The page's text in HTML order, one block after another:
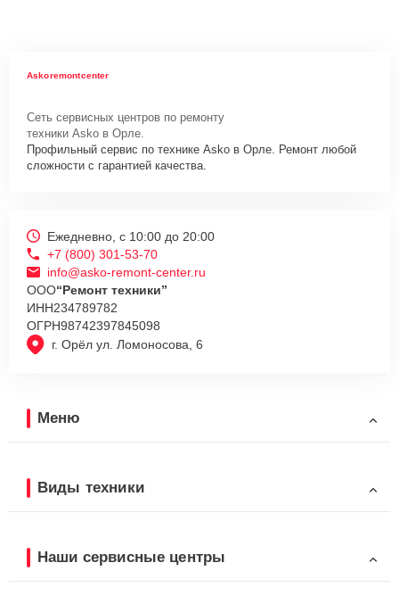
Askoremontcenter
Сеть сервисных центров по ремонту
техники Asko в Орле.
Профильный сервис по технике Asko в Орле. Ремонт любой
сложности с гарантией качества.
г. Орёл ул. Ломоносова, 6
Ежедневно, с 10:00 до 20:00
+7 (800) 301-53-70
info@asko-remont-center.ru
ООО“Ремонт техники”
ИНН234789782
ОГРН98742397845098
Меню
Виды техники
Наши сервисные центры